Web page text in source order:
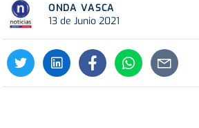
ONDA VASCA
13 de Junio 2021